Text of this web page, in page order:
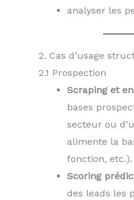
analyser les
2. Cas d’usage
2.1 Prospection
Scraping et
bases
secteur ou
alimente la
fonction, etc.).
Scoring
des leads les